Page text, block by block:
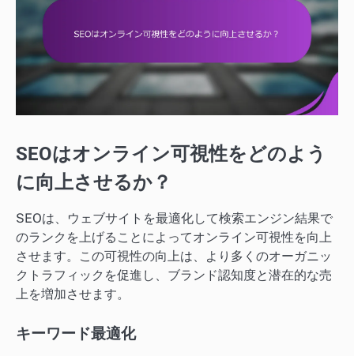
SEOはオンライン可視性をどのよう
に向上させるか？
SEOは、ウェブサイトを最適化して検索エンジン結果で
のランクを上げることによってオンライン可視性を向上
させます。この可視性の向上は、より多くのオーガニッ
クトラフィックを促進し、ブランド認知度と潜在的な売
上を増加させます。
キーワード最適化